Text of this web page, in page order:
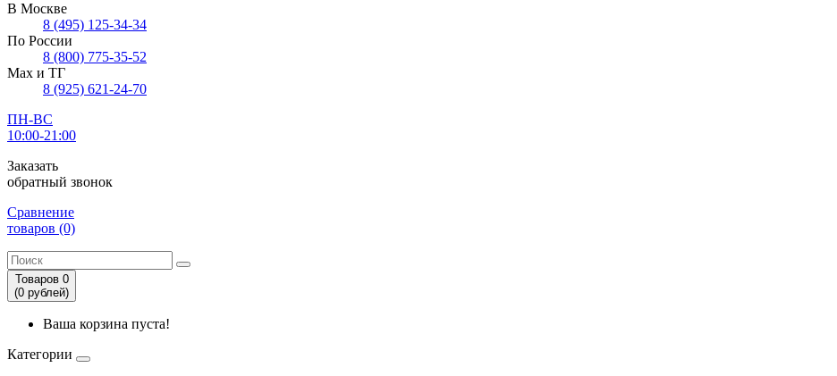
В Москве
8 (495) 125-34-34
По России
8 (800) 775-35-52
Max и ТГ
8 (925) 621-24-70
ПН-ВС
10:00-21:00
Заказать
обратный звонок
Сравнение
товаров (0)
Товаров 0
(0 рублей)
Ваша корзина пуста!
Категории